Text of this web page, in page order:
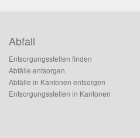
Abfall
Entsorgungsstellen finden
Abfälle entsorgen
Abfälle in Kantonen entsorgen
Entsorgungsstellen in Kantonen